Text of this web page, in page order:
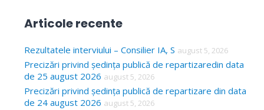
c
h
f
o
Articole recente
Rezultatele interviului – Consilier IA, S august 5, 2026
Precizări privind ședința publică de repartizaredin data
de 25 august 2026 august 5, 2026
Precizări privind ședința publică de repartizare din data
de 24 august 2026 august 5, 2026